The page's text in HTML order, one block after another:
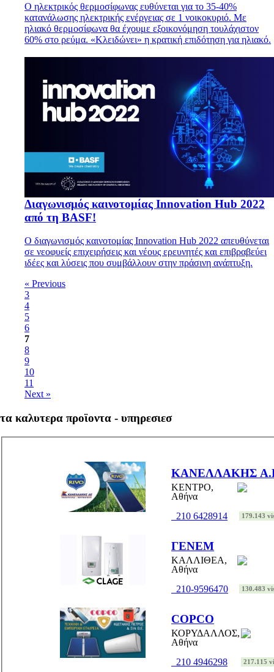
Ο ηλεκτρικός θερμοσίφωνας ευθύνεται για το 35-40%
κατανάλωσης ηλεκτρικής ενέργειας σε 1 νοικοκυριό. Με
ηλιακό θερμοσίφωνα θα έχουμε εξοικονόμηση τουλάχιστον
60% στο ρεύμα. «Κλειδώνει» η κρατική επιδότηση για ηλιακό.
Διαγωνισμός καινοτομίας Innovation Hub 2022
από τη BASF!
Ο διαγωνισμός καινοτομίας Innovation Hub 2022 απευθύνεται
σε νεοφυείς επιχειρήσεις και νέους ερευνητές και επιβραβεύει
ιδέες και λύσεις που συμβάλλουν στην πράσινη ανάπτυξη.
« Previous
3
4
5
6
7
8
9
10
11
Next »
τα καλυτερα προϊοντα - υπηρεσιεσ
ΚΑΝΕΛΛΑΚΗΣ
ΚΕΝΤΡΟ,
Αθήνα
210 6428914
179.143
ΓΕΝΕΜ
ΚΑΛΛΙΘΕΑ,
Αθήνα
210-9596470
130.483
COPCO
ΚΟΡΥΔΑΛΛΟΣ,
Αθήνα
210 4946298
217.115